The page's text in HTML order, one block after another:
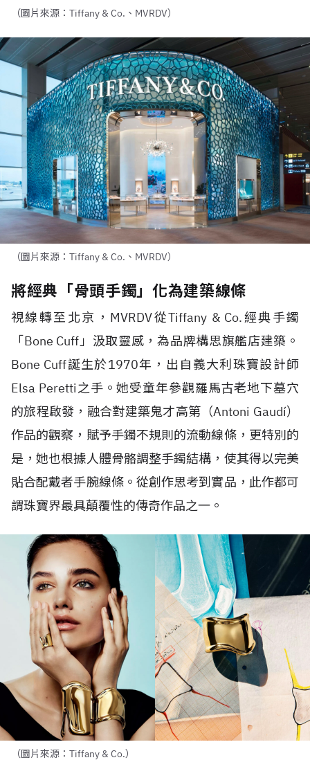
（圖片來源：Tiffany & Co.、MVRDV）
（圖片來源：Tiffany & Co.、MVRDV）
將經典「骨頭手鐲」化為建築線條
視線轉至北京， MVRDV從Tiffany & Co.經典手鐲
「Bone Cuff 」汲取靈感，為品牌構思旗艦店建築。
Bone Cuff誕生於1970年，出自義大利珠寶設計師
Elsa Peretti之手。她受童年參觀羅馬古老地下墓穴
的旅程啟發，融合對建築鬼才高第（Antoni Gaudí）
作品的觀察，賦予手鐲不規則的流動線條，更特別的
是，她也根據人體骨骼調整手鐲結構，使其得以完美
貼合配戴者手腕線條。從創作思考到實品，此作都可
謂珠寶界最具顛覆性的傳奇作品之一。
（圖片來源：Tiffany & Co.）